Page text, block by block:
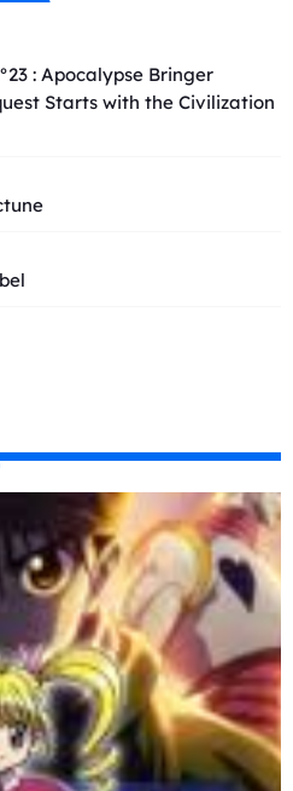
: Apocalypse Bringer
Starts with the Civilization